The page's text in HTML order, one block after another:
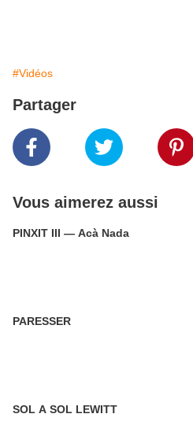
#Vidéos
Partager
Vous aimerez aussi
PINXIT III — Acà Nada
PARESSER
SOL A SOL LEWITT